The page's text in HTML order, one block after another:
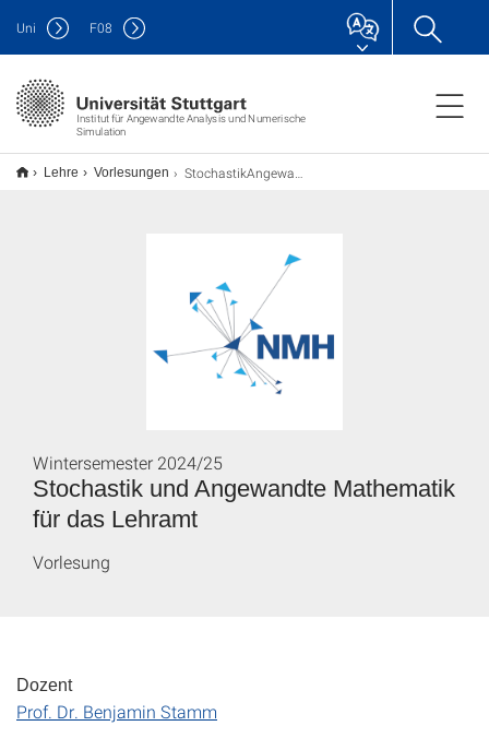
Institut für Angewandte Analysis und Numerische
Simulation
Uni F08
Lehre Vorlesungen StochastikAngewandteMathematikLehramt
Stochastik und Angewandte Mathematik
für das Lehramt
Wintersemester 2024/25
Vorlesung
Dozent
Prof. Dr. Benjamin Stamm